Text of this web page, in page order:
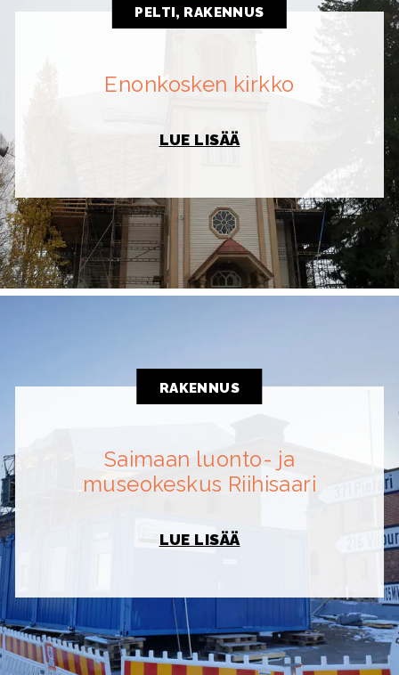
PELTI, RAKENNUS
Enonkosken kirkko
LUE LISÄÄ
RAKENNUS
Saimaan luonto- ja
museokeskus Riihisaari
LUE LISÄÄ